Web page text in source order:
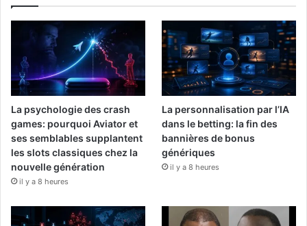
La psychologie des crash
games: pourquoi Aviator et
ses semblables supplantent
les slots classiques chez la
nouvelle génération
il y a 8 heures
La personnalisation par l’IA
dans le betting: la fin des
bannières de bonus
génériques
il y a 8 heures